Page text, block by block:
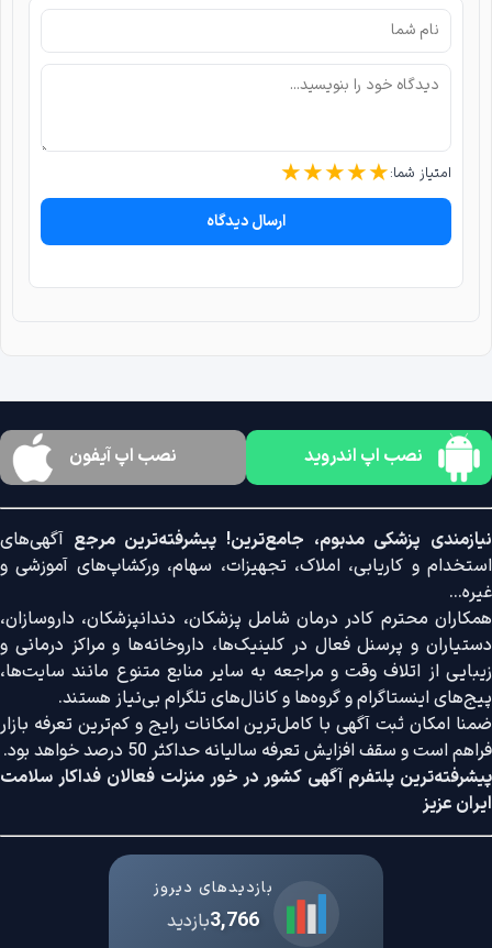
امتیاز شما: ★★★★★
ارسال دیدگاه
نصب اپ اندروید نصب اپ آیفون
نیازمندی پزشکی مدبوم، جامع‌ترین! پیشرفته‌ترین مرجع آگهی‌های
استخدام و کاریابی، املاک، تجهیزات، سهام، ورکشاپ‌های آموزشی و
غیره...
همکاران محترم کادر درمان شامل پزشکان، دندانپزشکان، داروسازان،
دستیاران و پرسنل فعال در کلینیک‌ها، داروخانه‌ها و مراکز درمانی و
زیبایی از اتلاف وقت و مراجعه به سایر منابع متنوع مانند سایت‌ها،
پیج‌های اینستاگرام و گروه‌ها و کانال‌های تلگرام بی‌نیاز هستند.
ضمنا امکان ثبت آگهی با کامل‌ترین امکانات رایج و کم‌ترین تعرفه بازار
فراهم است و سقف افزایش تعرفه سالیانه حداکثر 50 درصد خواهد بود.
پیشرفته‌ترین پلتفرم آگهی کشور در خور منزلت فعالان فداکار سلامت
ایران عزیز
بازدیدهای دیروز
3,766بازدید